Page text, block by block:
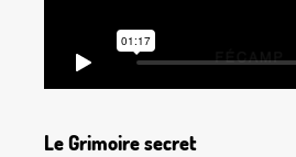
Le Grimoire secret